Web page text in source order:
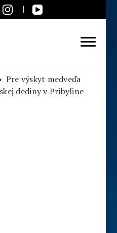
Pre výskyt medveďa
dediny v Pribyline